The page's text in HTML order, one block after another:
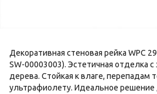
Декоративная стеновая рейка WPC
SW-00003003). Эстетичная отделка
дерева. Стойкая к влаге, перепадам
ультрафиолету. Идеальное решение